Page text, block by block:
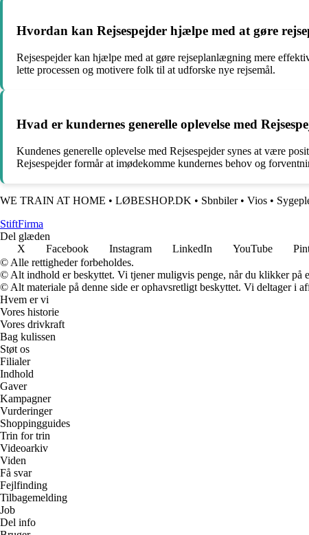
Hvordan kan Rejsespejder hjælpe med at gøre
Rejsespejder kan hjælpe med at gøre rejseplanlægning mere
lette processen og motivere folk til at udforske nye rejsemål.
Hvad er kundernes generelle oplevelse med
Kundenes generelle oplevelse med Rejsespejder synes at være
Rejsespejder formår at imødekomme kundernes behov og
WE TRAIN AT HOME • LØBESHOP.DK • Sbnbiler• Vios •
StiftFirma
Del glæden
X
Facebook Instagram LinkedIn YouTube
© Alle rettigheder forbeholdes.
© Alt indhold er beskyttet. Vi tjener muligvis penge, når du klikker på
© Alt materiale på denne side er ophavsretligt beskyttet. Vi deltager i
Hvem er vi
Vores historie
Vores drivkraft
Bag kulissen
Støt os
Filialer
Indhold
Gaver
Kampagner
Vurderinger
Shoppingguides
Trin for trin
Videoarkiv
Viden
Få svar
Fejlfinding
Tilbagemelding
Job
Del info